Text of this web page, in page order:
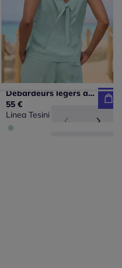
Débardeurs légers à encolure carrée et dos noué
55 €
Linea Tesini